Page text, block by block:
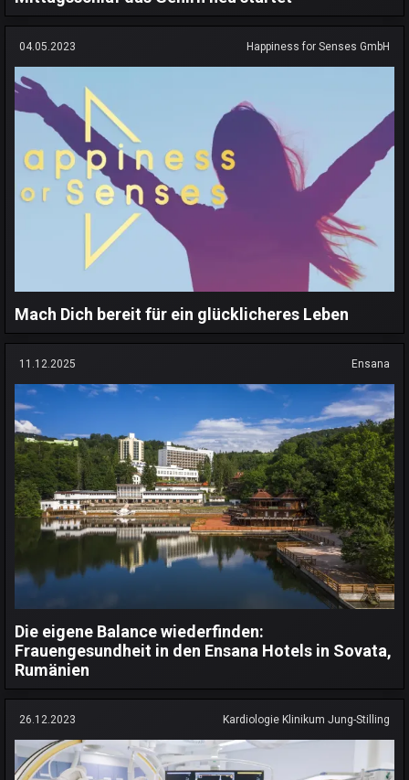
04.05.2023 Happiness for Senses GmbH
Mach Dich bereit für ein glücklicheres Leben
11.12.2025 Ensana
Die eigene Balance wiederfinden:
Frauengesundheit in den Ensana Hotels in Sovata,
Rumänien
26.12.2023 Kardiologie Klinikum Jung-Stilling